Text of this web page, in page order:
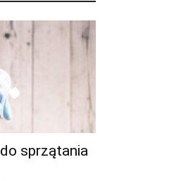
sprzątania